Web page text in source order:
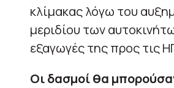
κλίμακας λόγω του
μεριδίου των
εξαγωγές της προς τις
Οι δασμοί θα